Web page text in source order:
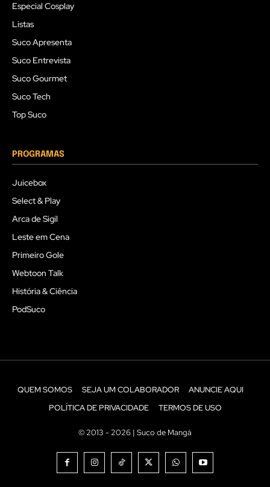
Especial Cosplay
Listas
Suco Apresenta
Suco Entrevista
Suco Gourmet
Suco Tech
Top Suco
PROGRAMAS
Juicebox
Select & Play
Arca de Sigil
Leste em Cena
Primeiro Gole
Webtoon Talk
História & Ciência
PodSuco
QUEM SOMOS SEJA UM COLABORADOR
ANUNCIE AQUI
POLÍTICA DE PRIVACIDADE
TERMOS DE USO
© 2013 - 2026 | Suco de Mangá